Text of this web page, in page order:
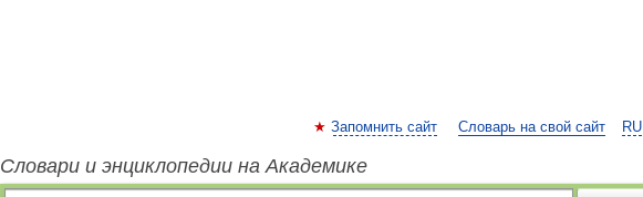
RU
Запомнить сайт Словарь на свой сайт
Словари и энциклопедии на Академике